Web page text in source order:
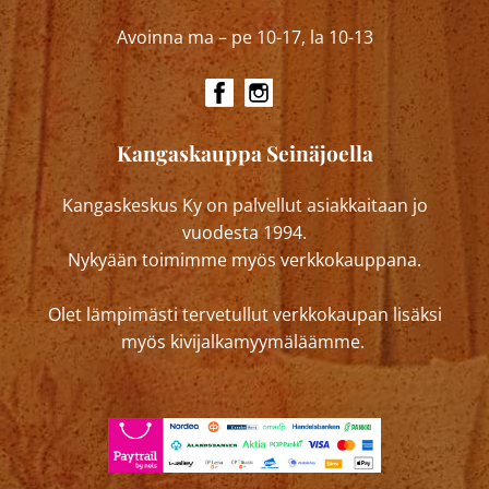
Avoinna ma – pe 10-17, la 10-13
Kangaskauppa Seinäjoella
Kangaskeskus Ky on palvellut asiakkaitaan jo
vuodesta 1994.
Nykyään toimimme myös verkkokauppana.
Olet lämpimästi tervetullut verkkokaupan lisäksi
myös kivijalkamyymäläämme.